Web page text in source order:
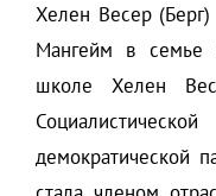
Хелен Весер
Мангейм в семье
школе Хелен
демократической